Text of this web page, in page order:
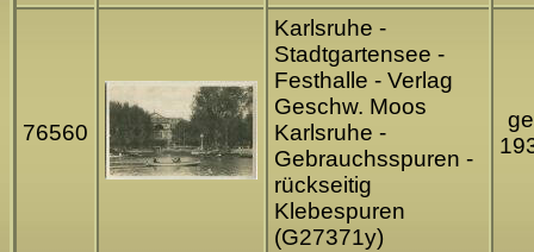
76560
Karlsruhe -
Stadtgartensee -
Festhalle - Verlag
Geschw. Moos
Karlsruhe -
Gebrauchsspuren -
rückseitig
Klebespuren
(G27371y)